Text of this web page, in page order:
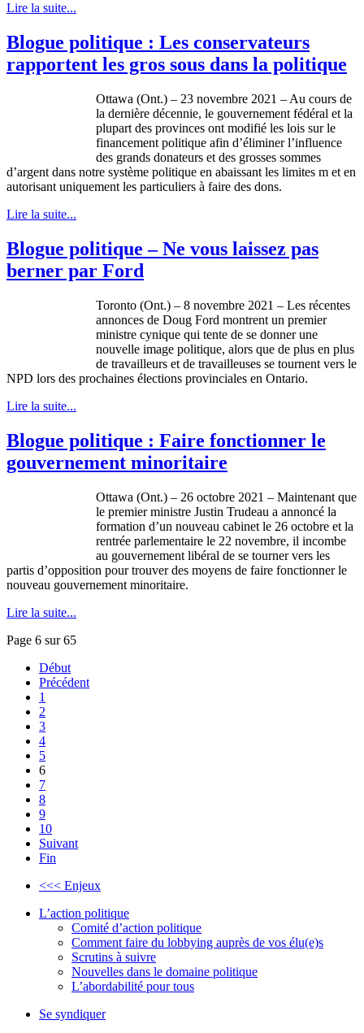
Lire la suite...
Blogue politique : Les conservateurs
rapportent les gros sous dans la politique
Ottawa (Ont.) – 23 novembre 2021 – Au cours de
la dernière décennie, le gouvernement fédéral et la
plupart des provinces ont modifié les lois sur le
financement politique afin d’éliminer l’influence
des grands donateurs et des grosses sommes
d’argent dans notre système politique en abaissant les limites m et en
autorisant uniquement les particuliers à faire des dons.
Lire la suite...
Blogue politique – Ne vous laissez pas
berner par Ford
Toronto (Ont.) – 8 novembre 2021 – Les récentes
annonces de Doug Ford montrent un premier
ministre cynique qui tente de se donner une
nouvelle image politique, alors que de plus en plus
de travailleurs et de travailleuses se tournent vers le
NPD lors des prochaines élections provinciales en Ontario.
Lire la suite...
Blogue politique : Faire fonctionner le
gouvernement minoritaire
Ottawa (Ont.) – 26 octobre 2021 – Maintenant que
le premier ministre Justin Trudeau a annoncé la
formation d’un nouveau cabinet le 26 octobre et la
rentrée parlementaire le 22 novembre, il incombe
au gouvernement libéral de se tourner vers les
partis d’opposition pour trouver des moyens de faire fonctionner le
nouveau gouvernement minoritaire.
Lire la suite...
Page 6 sur 65
Début
Précédent
1
2
3
4
5
6
7
8
9
10
Suivant
Fin
<<< Enjeux
L’action politique
Comité d’action politique
Comment faire du lobbying auprès de vos élu(e)s
Scrutins à suivre
Nouvelles dans le domaine politique
L’abordabilité pour tous
Se syndiquer